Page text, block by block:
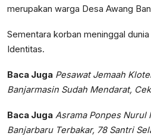
merupakan warga Desa Awang
Sementara korban meninggal
Identitas.
Baca Juga Pesawat Jemaah
Banjarmasin Sudah Mendarat,
Baca Juga Asrama Ponpes Nurul
Banjarbaru Terbakar, 78 Santri